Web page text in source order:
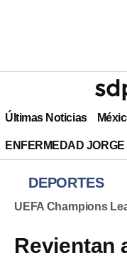
Últimas Noticias
ENFERMEDAD JORGE
DEPORTES
UEFA Champions
Revientan